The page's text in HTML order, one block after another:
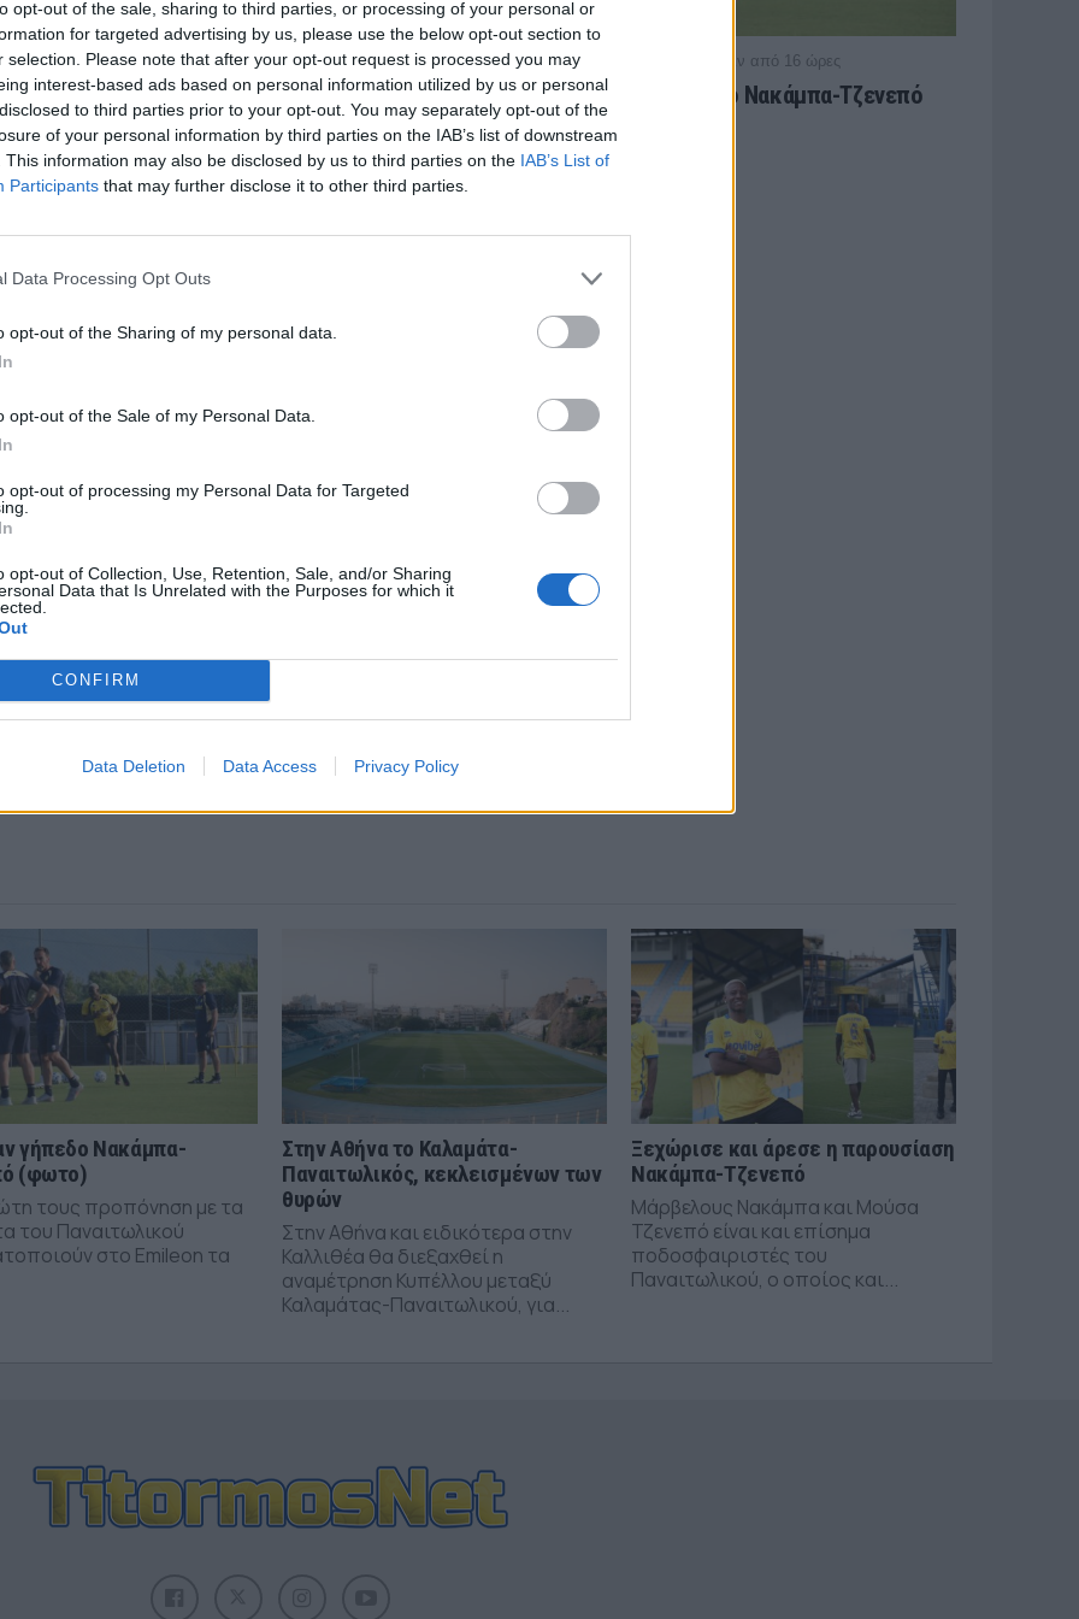
opt-out of the sale, sharing to third parties, or processing of your personal or
for targeted advertising by us, please use the below opt-out section to
selection. Please note that after your opt-out request is processed you may
interest-based ads based on personal information utilized by us or personal
to third parties prior to your opt-out. You may separately opt-out of the
of your personal information by third parties on the IAB’s list of downstream
This information may also be disclosed by us to third parties on the IAB’s List of
Participants that may further disclose it to other third parties.
Data Processing Opt Outs
opt-out of the Sharing of my personal data.
opt-out of the Sale of my Personal Data.
opt-out of processing my Personal Data for Targeted
opt-out of Collection, Use, Retention, Sale, and/or Sharing
Data that Is Unrelated with the Purposes for which it
CONFIRM
Data Deletion Data Access Privacy Policy
μας στο Google
άρθρα μας στα αποτελέσματα αναζήτησης
on Google
οποίο ήταν ισορροπημένο, ανοιχτό πολύ
μέρος μας χάσαμε το κοντρόλ του
ελέγξουμε. Ήταν ανοιχτό, χάσαμε και εμείς
μου είναι να παίζω ποδόσφαιρο,
Οι αποφάσεις για πέναλτι, τουλάχιστον
πως είναι πολύ αμφιλεγόμενες.
Θα μπορούσε να το δει στο VAR, κάτι τέτοιο.
το αποτέλεσμα σήμερα ξεκάθαρα.
Ήταν ένα ωραίο παιχνίδι. Είχε πολλές
σίγουρα οι διαιτητικές αποφάσεις το
ΠΑΝΑΙΤΩΛΙΚΟΣ / πριν από 16 ώρες
Πάτησαν γήπεδο Νακάμπα-Τζενεπό
(φωτο)
γήπεδο Νακάμπα-
(φωτο)
τους προπόνηση με τα
του Παναιτωλικού
στο Emileon τα
Στην Αθήνα το Καλαμάτα-
Παναιτωλικός, κεκλεισμένων των
θυρών
Στην Αθήνα και ειδικότερα στην
Καλλιθέα θα διεξαχθεί η
αναμέτρηση Κυπέλλου μεταξύ
Καλαμάτας-Παναιτωλικού, για...
Ξεχώρισε και άρεσε η παρουσίαση
Νακάμπα-Τζενεπό
Μάρβελους Νακάμπα και Μούσα
Τζενεπό είναι και επίσημα
ποδοσφαιριστές του
Παναιτωλικού, ο οποίος και...